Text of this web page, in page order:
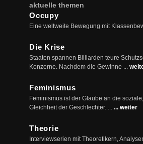
aktuelle themen
Occupy
Eine weltweite Bewegung mit
Die Krise
Staaten spannen Billiarden teure
Konzerne. Nachdem die Gewinne ...
Feminismus
Feminismus ist der Glaube an die
Gleichheit der Geschlechter. ... ... weiter
Theorie
Interviewserien mit Theoretikern,